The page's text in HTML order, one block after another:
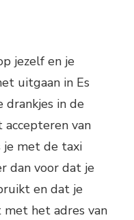
jezelf en je
uitgaan in Es
drankjes in de
van
je met de taxi
dan voor dat je
en dat je
het adres van